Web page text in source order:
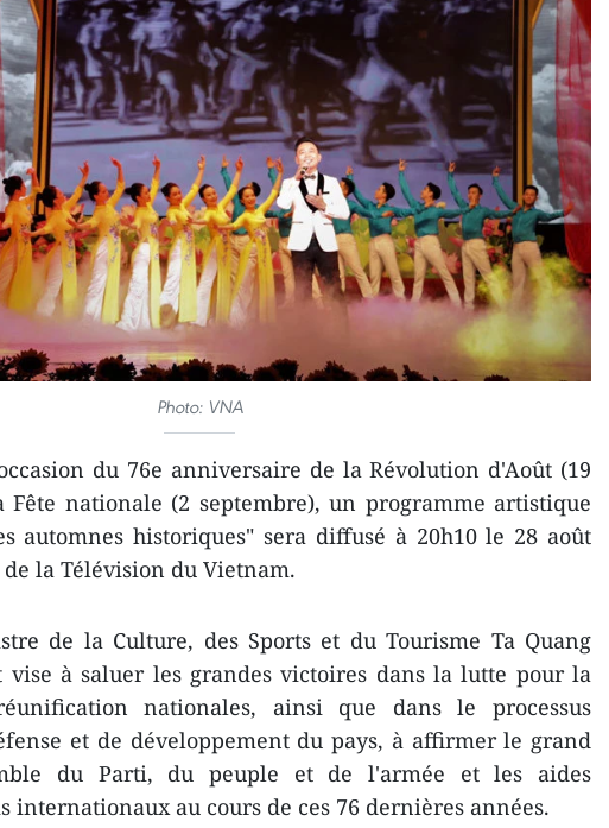
Photo: VNA
du 76e anniversaire de la Révolution d'Août (19
Fête nationale (2 septembre), un programme artistique
automnes historiques" sera diffusé à 20h10 le 28 août
la Télévision du Vietnam.
de la Culture, des Sports et du Tourisme Ta Quang
vise à saluer les grandes victoires dans la lutte pour la
nationales, ainsi que dans le processus
et de développement du pays, à affirmer le grand
du Parti, du peuple et de l'armée et les aides
internationaux au cours de ces 76 dernières années.